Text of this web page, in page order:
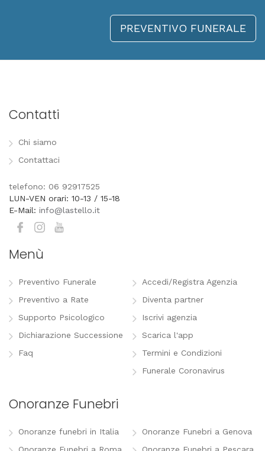
PREVENTIVO FUNERALE
Contatti
Chi siamo
Contattaci
telefono: 06 92917525
LUN-VEN orari: 10-13 / 15-18
E-Mail: info@lastello.it
Menù
Preventivo Funerale
Preventivo a Rate
Supporto Psicologico
Dichiarazione Successione
Faq
Accedi/Registra Agenzia
Diventa partner
Iscrivi agenzia
Scarica l'app
Termini e Condizioni
Funerale Coronavirus
Onoranze Funebri
Onoranze funebri in Italia
Onoranze Funebri a Genova